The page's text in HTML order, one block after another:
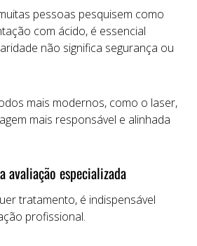
pessoas pesquisem como
com ácido, é essencial
não significa segurança ou
mais modernos, como o laser,
mais responsável e alinhada
avaliação especializada
tratamento, é indispensável
profissional.